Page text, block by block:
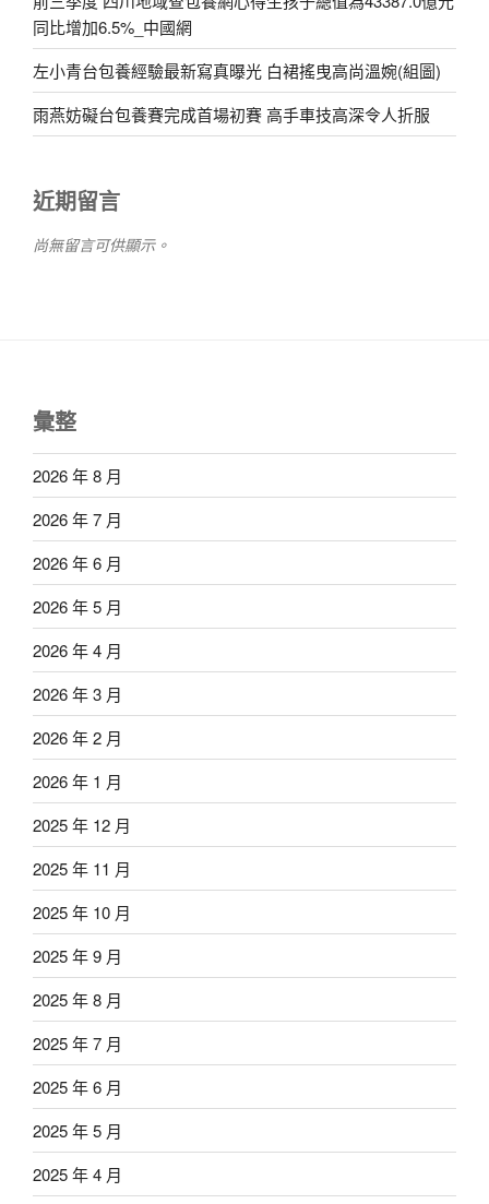
同比增加6.5%_中國網
左小青台包養經驗最新寫真曝光 白裙搖曳高尚溫婉(組圖)
雨燕妨礙台包養賽完成首場初賽 高手車技高深令人折服
近期留言
尚無留言可供顯示。
彙整
2026 年 8 月
2026 年 7 月
2026 年 6 月
2026 年 5 月
2026 年 4 月
2026 年 3 月
2026 年 2 月
2026 年 1 月
2025 年 12 月
2025 年 11 月
2025 年 10 月
2025 年 9 月
2025 年 8 月
2025 年 7 月
2025 年 6 月
2025 年 5 月
2025 年 4 月